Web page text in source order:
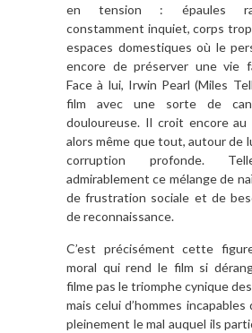
en tension : épaules
constamment inquiet, corps
espaces domestiques où le
encore de préserver une vie
Face à lui, Irwin Pearl (Miles
film avec une sorte de
douloureuse. Il croit encore au
alors même que tout, autour de
corruption profonde.
admirablement ce mélange de
de frustration sociale et de
de reconnaissance.
C’est précisément cette
moral qui rend le film si
filme pas le triomphe cynique
mais celui d’hommes
pleinement le mal auquel ils